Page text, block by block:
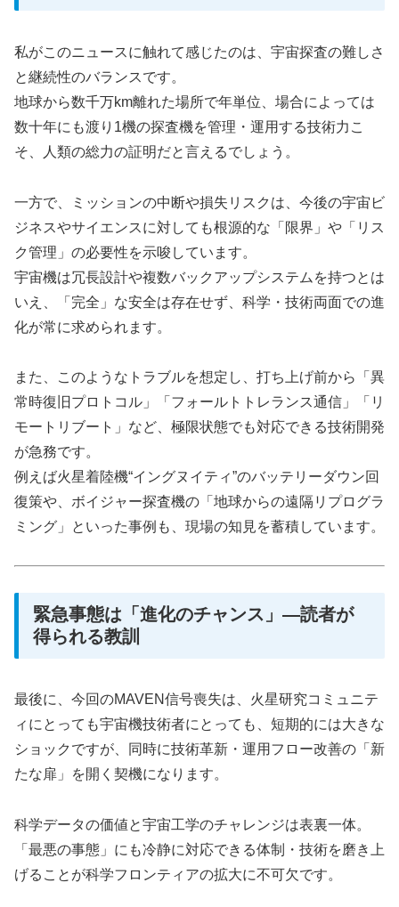
私がこのニュースに触れて感じたのは、宇宙探査の難しさ
と継続性のバランスです。
地球から数千万km離れた場所で年単位、場合によっては
数十年にも渡り1機の探査機を管理・運用する技術力こ
そ、人類の総力の証明だと言えるでしょう。
一方で、ミッションの中断や損失リスクは、今後の宇宙ビ
ジネスやサイエンスに対しても根源的な「限界」や「リス
ク管理」の必要性を示唆しています。
宇宙機は冗長設計や複数バックアップシステムを持つとは
いえ、「完全」な安全は存在せず、科学・技術両面での進
化が常に求められます。
また、このようなトラブルを想定し、打ち上げ前から「異
常時復旧プロトコル」「フォールトトレランス通信」「リ
モートリブート」など、極限状態でも対応できる技術開発
が急務です。
例えば火星着陸機“イングヌイティ”のバッテリーダウン回
復策や、ボイジャー探査機の「地球からの遠隔リプログラ
ミング」といった事例も、現場の知見を蓄積しています。
緊急事態は「進化のチャンス」―読者が
得られる教訓
最後に、今回のMAVEN信号喪失は、火星研究コミュニテ
ィにとっても宇宙機技術者にとっても、短期的には大きな
ショックですが、同時に技術革新・運用フロー改善の「新
たな扉」を開く契機になります。
科学データの価値と宇宙工学のチャレンジは表裏一体。
「最悪の事態」にも冷静に対応できる体制・技術を磨き上
げることが科学フロンティアの拡大に不可欠です。